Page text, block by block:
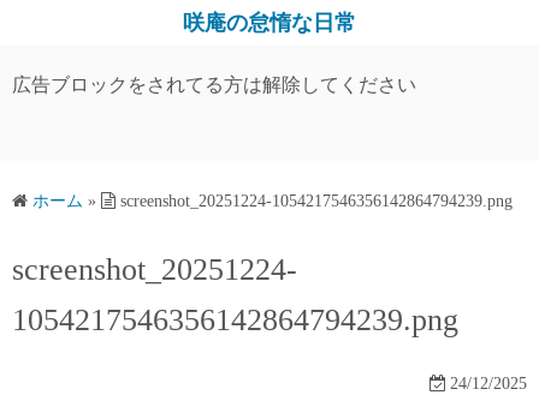
テ
ス
ッ
咲庵の怠惰な日常
広告ブロックをされてる方は解除してください
ホーム » screenshot_20251224-1054217546356142864794239.png
screenshot_20251224-
1054217546356142864794239.png
24/12/2025